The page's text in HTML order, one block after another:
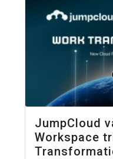
JumpCloud
Workspace